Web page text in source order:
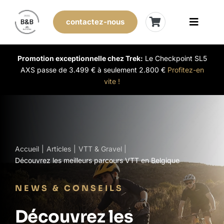
content
Toggle
Vélos de stock
Vendre son vélo
L’expérience B&B
Évènements
contactez-nous
Promotion exceptionnelle chez Trek: Le Checkpoint SL5
AXS passe de 3.499 € à seulement 2.800 € Profitez-en
vite !
Accueil Articles
VTT & Gravel
Découvrez les meilleurs parcours VTT en Belgique
NEWS & CONSEILS
Découvrez les